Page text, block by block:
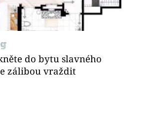
do bytu slavného
zálibou vraždit